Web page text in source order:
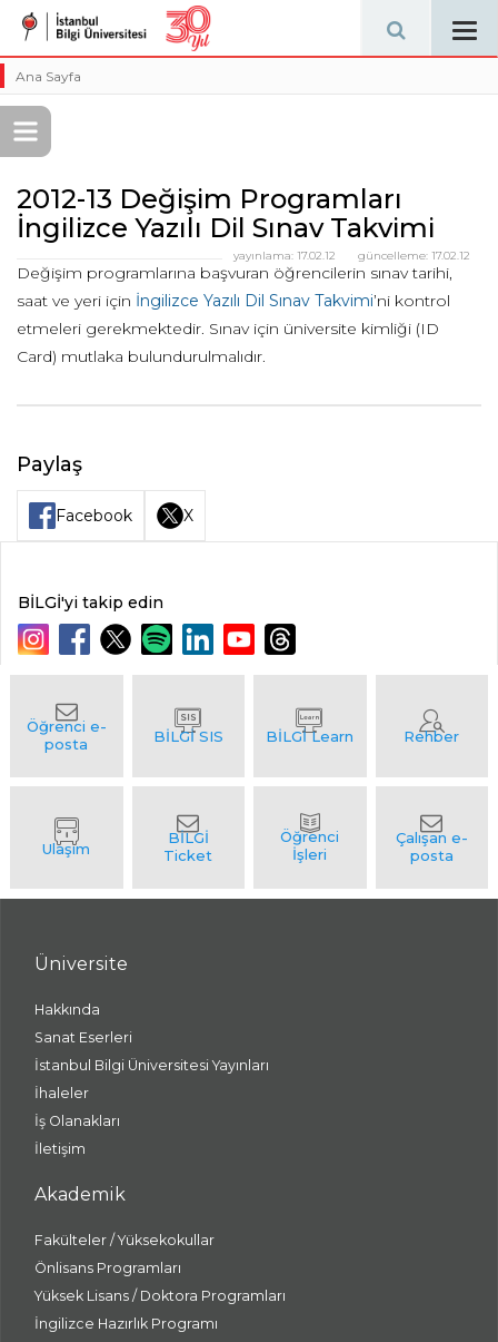
Ana Sayfa
2012-13 Değişim Programları
İngilizce Yazılı Dil Sınav Takvimi
güncelleme: 17.02.12
yayınlama: 17.02.12
Değişim programlarına başvuran öğrencilerin sınav tarihi,
saat ve yeri için İngilizce Yazılı Dil Sınav Takvimi’ni kontrol
etmeleri gerekmektedir. Sınav için üniversite kimliği (ID
Card) mutlaka bulundurulmalıdır.
Paylaş
Facebook X
BİLGİ'yi takip edin
Üniversite
Hakkında
Sanat Eserleri
İstanbul Bilgi Üniversitesi Yayınları
İhaleler
İş Olanakları
İletişim
Akademik
Fakülteler / Yüksekokullar
Önlisans Programları
Yüksek Lisans / Doktora Programları
İngilizce Hazırlık Programı